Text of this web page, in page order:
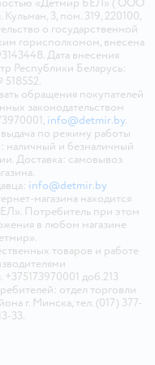
«Детмир БЕЛ» ( ООО
3, пом. 319, 220100,
о государственной
горисполкомом, внесена
Дата внесения
Республики Беларусь:
518552.
обращения покупателей
законодательством
info@detmir.by.
по режиму работы
наличный и безналичный
Доставка: самовывоз
info@detmir.by
магазина находится
Потребитель при этом
в любом магазине
товаров и работе
доб.213
отдел торговли
г. Минска, тел. (017) 377-
33.